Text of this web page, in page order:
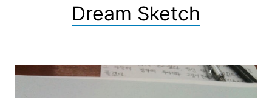
Dream Sketch